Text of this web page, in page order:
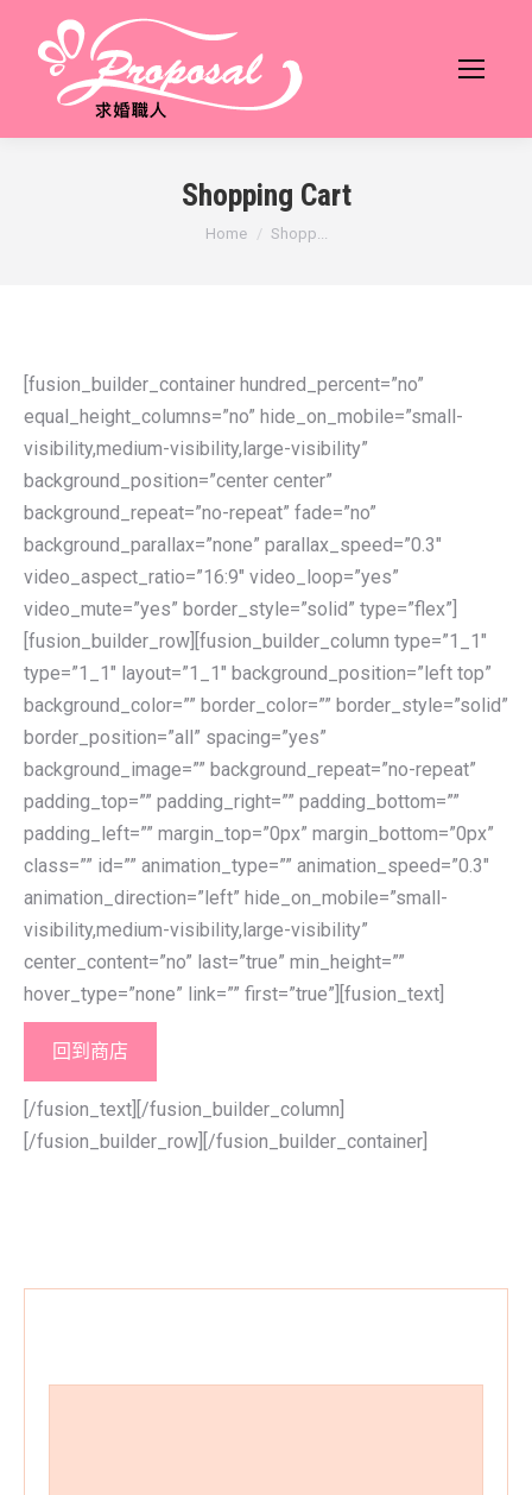
Shopping Cart
You are here:
Home Shopp...
[fusion_builder_container hundred_percent=”no”
equal_height_columns=”no” hide_on_mobile=”small-
visibility,medium-visibility,large-visibility”
background_position=”center center”
background_repeat=”no-repeat” fade=”no”
background_parallax=”none” parallax_speed=”0.3″
video_aspect_ratio=”16:9″ video_loop=”yes”
video_mute=”yes” border_style=”solid” type=”flex”]
[fusion_builder_row][fusion_builder_column type=”1_1″
type=”1_1″ layout=”1_1″ background_position=”left top”
background_color=”” border_color=”” border_style=”solid”
border_position=”all” spacing=”yes”
background_image=”” background_repeat=”no-repeat”
padding_top=”” padding_right=”” padding_bottom=””
padding_left=”” margin_top=”0px” margin_bottom=”0px”
class=”” id=”” animation_type=”” animation_speed=”0.3″
animation_direction=”left” hide_on_mobile=”small-
visibility,medium-visibility,large-visibility”
center_content=”no” last=”true” min_height=””
hover_type=”none” link=”” first=”true”][fusion_text]
回到商店
[/fusion_text][/fusion_builder_column]
[/fusion_builder_row][/fusion_builder_container]